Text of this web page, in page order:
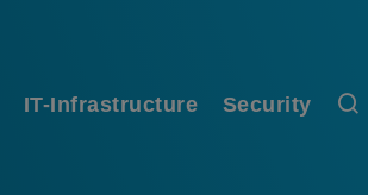
IT-Infrastructure Security